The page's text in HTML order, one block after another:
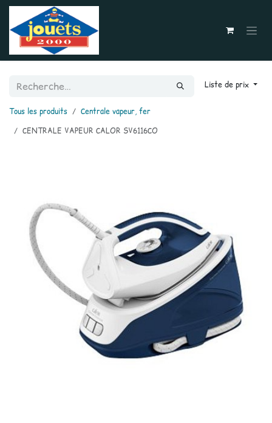
Se rendre au contenu
Liste de prix
Tous les produits
Centrale vapeur, fer
CENTRALE VAPEUR CALOR SV6116CO